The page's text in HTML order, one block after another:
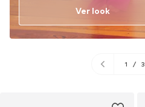
Ver look
1 / 3